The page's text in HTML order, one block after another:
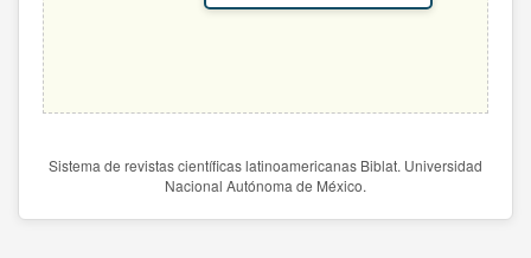
Sistema de revistas científicas latinoamericanas Biblat. Universidad
Nacional Autónoma de México.